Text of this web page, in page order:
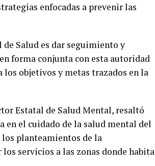
enfocadas a prevenir las
Salud es dar seguimiento y
forma conjunta con esta autoridad
objetivos y metas trazados en la
Estatal de Salud Mental, resaltó
el cuidado de la salud mental del
planteamientos de la
servicios a las zonas donde habita